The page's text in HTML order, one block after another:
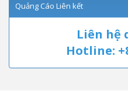
Quảng Cáo Liên kết
Liên hệ
Hotline: